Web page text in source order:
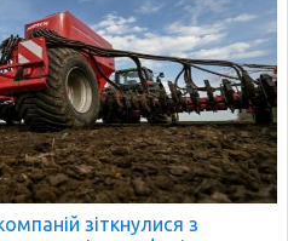
зіткнулися з